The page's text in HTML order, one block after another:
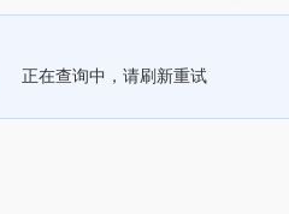
正在查询中，请刷新重试